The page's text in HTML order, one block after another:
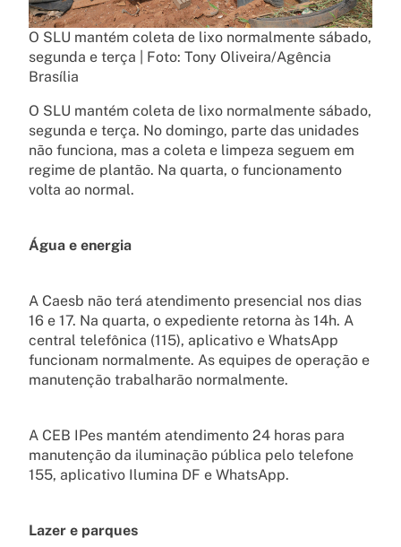
O SLU mantém coleta de lixo normalmente sábado,
segunda e terça | Foto: Tony Oliveira/Agência
Brasília
O SLU mantém coleta de lixo normalmente sábado,
segunda e terça. No domingo, parte das unidades
não funciona, mas a coleta e limpeza seguem em
regime de plantão. Na quarta, o funcionamento
volta ao normal.
Água e energia
A Caesb não terá atendimento presencial nos dias
16 e 17. Na quarta, o expediente retorna às 14h. A
central telefônica (115), aplicativo e WhatsApp
funcionam normalmente. As equipes de operação e
manutenção trabalharão normalmente.
A CEB IPes mantém atendimento 24 horas para
manutenção da iluminação pública pelo telefone
155, aplicativo Ilumina DF e WhatsApp.
Lazer e parques